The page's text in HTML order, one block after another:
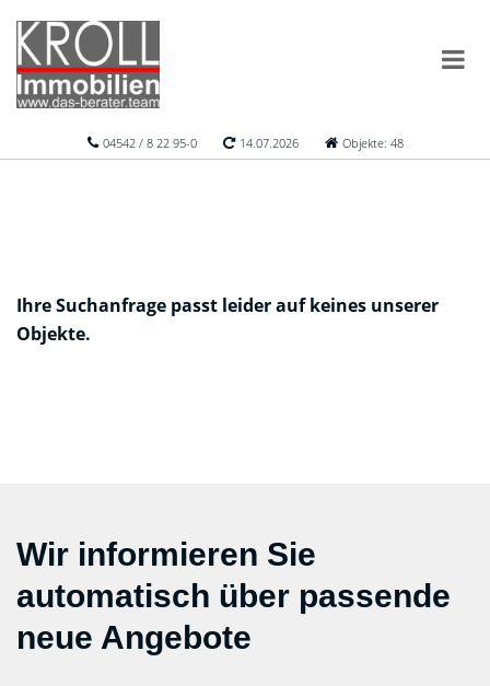
04542 / 8 22 95-0 14.07.2026 Objekte: 48
Ihre Suchanfrage passt leider auf keines unserer
Objekte.
Wir informieren Sie
automatisch über passende
neue Angebote